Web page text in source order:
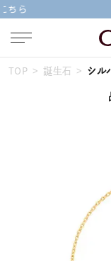
【価格
TOP 誕生石 シル